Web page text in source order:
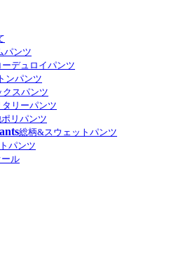
パンツ
ーデュロイパンツ
ンパンツ
クスパンツ
タリーパンツ
リパンツ
総柄&スウェットパンツ
パンツ
ル